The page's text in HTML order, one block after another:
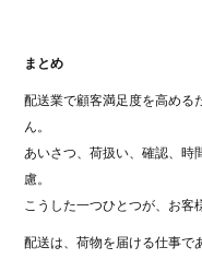
まとめ
配送業で顧客満足度を高める
ん。
あいさつ、荷扱い、確認、時
慮。
こうした一つひとつが、お客
配送は、荷物を届ける仕事で